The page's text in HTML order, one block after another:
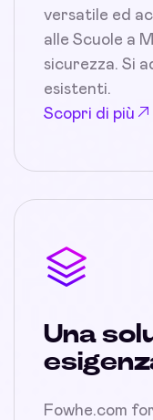
versatile ed
alle Scuole a
sicurezza. Si
esistenti.
Scopri di più
Una
Fowhe.com